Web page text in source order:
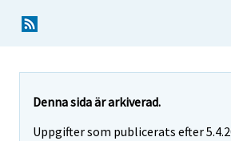
Denna sida är arkiverad.
Uppgifter som publicerats efter